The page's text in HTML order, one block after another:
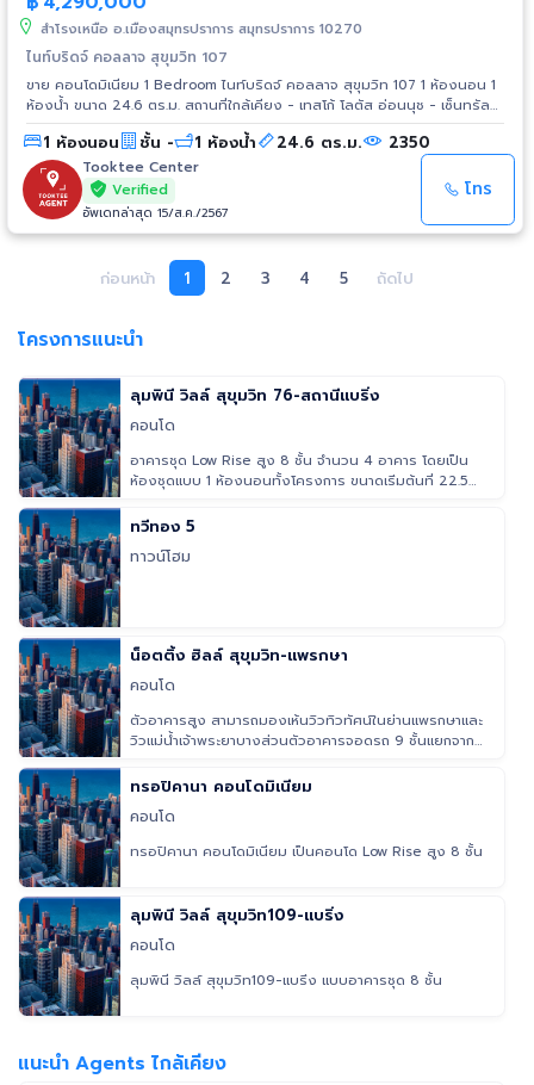
สำโรงเหนือ อ.เมืองสมุทรปราการ สมุทรปราการ 10270
ไนท์บริดจ์ คอลลาจ สุขุมวิท 107
ขาย คอนโดมิเนียม 1 Bedroom ไนท์บริดจ์ คอลลาจ สุขุมวิท 107 1 ห้องนอน 1
ห้องน้ำ ขนาด 24.6 ตร.ม. สถานที่ใกล้เคียง - เทสโก้ โลตัส อ่อนนุช - เซ็นทรัล
บางนา - บิ๊กซี บางนา - ไบเทค บางนา - ซีคอนสแควร์ - พาราไดซ์ พาร์ค -
รพ.ไทยนครินทร์ การเดินทาง - ถ.สุขุมวิท - ทางด่วนเฉลิมมหานคร รถไฟฟ้า -
BTS สายสุขุมวิท สถานีแบริ่ง - MRT สายสีเหลือง (ลาดพร้าว-สำโรง)
1 ห้องนอน ชั้น - 1 ห้องน้ำ 24.6 ตร.ม. 2350
Tooktee Center
Verified
อัพเดทล่าสุด 15/ส.ค./2567
โทร
ก่อนหน้า 1 2 3 4 5 ถัดไป
โครงการแนะนำ
ลุมพินี วิลล์ สุขุมวิท 76-สถานีแบริ่ง
คอนโด
อาคารชุด Low Rise สูง 8 ชั้น จำนวน 4 อาคาร โดยเป็น
ห้องชุดแบบ 1 ห้องนอนทั้งโครงการ ขนาดเริ่มต้นที่ 22.5
ทวีทอง 5
ทาวน์โฮม
น็อตติ้ง ฮิลล์ สุขุมวิท-แพรกษา
คอนโด
ตัวอาคารสูง สามารถมองเห้นวิวทิวทัศน์ในย่านแพรกษาและ
วิวแม่น้ำเจ้าพระยาบางส่วนตัวอาคารจอดรถ 9 ชั้นแยกจาก
ทรอปิคานา คอนโดมิเนียม
คอนโด
ทรอปิคานา คอนโดมิเนียม เป็นคอนโด Low Rise สูง 8 ชั้น
ลุมพินี วิลล์ สุขุมวิท109-แบริ่ง
คอนโด
ลุมพินี วิลล์ สุขุมวิท109-แบริ่ง แบบอาคารชุด 8 ชั้น
แนะนำ Agents ไกล้เคียง